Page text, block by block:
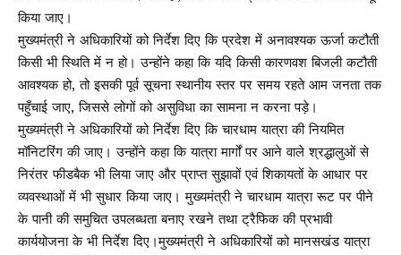
किया जाए।
मुख्यमंत्री ने अधिकारियों को निर्देश दिए कि प्रदेश में अनावश्यक ऊर्जा कटौती
किसी भी स्थिति में न हो। उन्होंने कहा कि यदि किसी कारणवश बिजली कटौती
आवश्यक हो, तो इसकी पूर्व सूचना स्थानीय स्तर पर समय रहते आम जनता तक
पहुँचाई जाए, जिससे लोगों को असुविधा का सामना न करना पड़े।
मुख्यमंत्री ने अधिकारियों को निर्देश दिए कि चारधाम यात्रा की नियमित
मॉनिटरिंग की जाए। उन्होंने कहा कि यात्रा मार्गों पर आने वाले श्रद्धालुओं से
निरंतर फीडबैक भी लिया जाए और प्राप्त सुझावों एवं शिकायतों के आधार पर
व्यवस्थाओं में भी सुधार किया जाए। मुख्यमंत्री ने चारधाम यात्रा रूट पर पीने
के पानी की समुचित उपलब्धता बनाए रखने तथा ट्रैफिक की प्रभावी
कार्ययोजना के भी निर्देश दिए।मुख्यमंत्री ने अधिकारियों को मानसखंड यात्रा